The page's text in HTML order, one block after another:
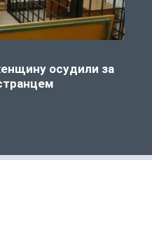
осудили за